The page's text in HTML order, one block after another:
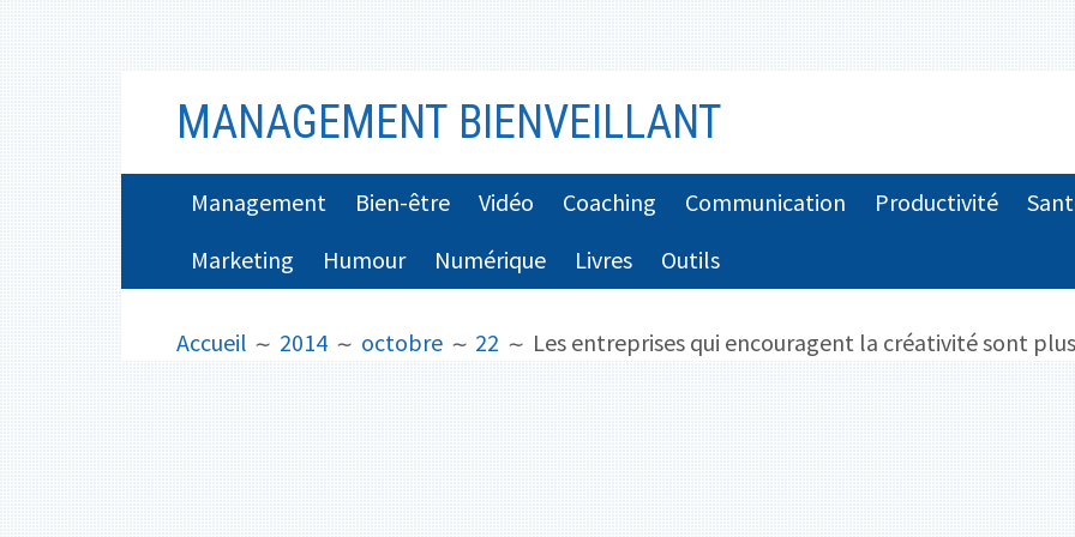
MANAGEMENT BIENVEILLANT
MENU
PRINCIPAL
Management Bien-être Vidéo Coaching Communication Productivité
Marketing
Humour Numérique Livres Outils
D'ARIANE
Accueil 2014 octobre 22 Les entreprises qui encouragent la créativité sont